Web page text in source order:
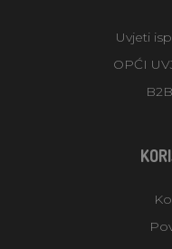
Uvjeti
OPĆI